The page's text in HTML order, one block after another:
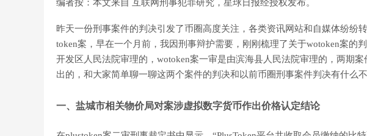
编者按：本文来自 互联网刑事犯罪研究，星球日报经授权发布。
昨天一份刑事案件的判决引发了币圈高度关注，各类资讯网站和自媒体纷纷
token案，早在一个月前，我因刑事辩护需要，刚刚梳理了关于wotoken案的
开发区人民法院审理的，wotoken案一审是由滨海县人民法院审理的，两期
出的，和大家简单聊一聊这两个案件的判决和以前币圈刑事案件判决有什么不
一、盐城市相关物价局对案涉虚拟数字货币作出价格认定结论